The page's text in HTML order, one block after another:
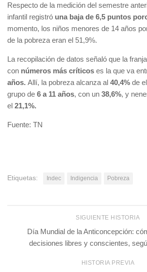
Respecto de la medición del semestre
infantil registró una baja de 6,5 puntos
momento, los niños menores de 14 años
de la pobreza eran el 51,9%.
La recopilación de datos señaló que la
con números más críticos es la que va
años. Allí, la pobreza alcanza al 40,4% de
grupo de 6 a 11 años, con un 38,6%, y
el 21,1%.
Fuente: TN
Etiquetas: Indec Indigencia Pobreza
SIGUIENTE HISTORIA
Día Mundial de la Anticoncepción:
decisiones libres y conscientes,
HISTORIA PREVIA